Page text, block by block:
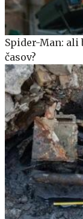
Spider-Man:
časov?